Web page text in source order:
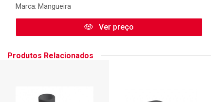
Marca: Mangueira
Ver preço
Produtos Relacionados